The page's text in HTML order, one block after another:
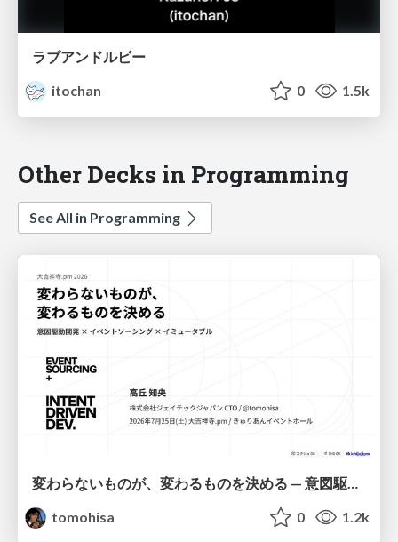
ラブアンドルビー
itochan
0 1.5k
Other Decks in Programming
See All in Programming
tomohisa
0 1.2k